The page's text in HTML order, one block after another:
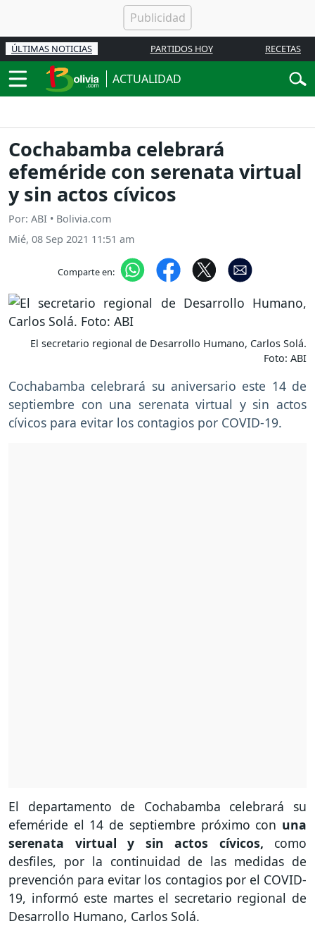
ÚLTIMAS NOTICIAS PARTIDOS HOY RECETAS
ACTUALIDAD
Cochabamba celebrará
efeméride con serenata virtual
y sin actos cívicos
Por: ABI • Bolivia.com
Mié, 08 Sep 2021 11:51 am
Comparte en:
El secretario regional de Desarrollo Humano, Carlos Solá.
Foto: ABI
Cochabamba celebrará su aniversario este 14 de
septiembre con una serenata virtual y sin actos
cívicos para evitar los contagios por COVID-19.
El departamento de Cochabamba celebrará su
efeméride el 14 de septiembre próximo con una
serenata virtual y sin actos cívicos, como
desfiles, por la continuidad de las medidas de
prevención para evitar los contagios por el COVID-
19, informó este martes el secretario regional de
Desarrollo Humano, Carlos Solá.